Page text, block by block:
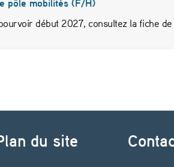
début 2027, consultez la fiche de
du site